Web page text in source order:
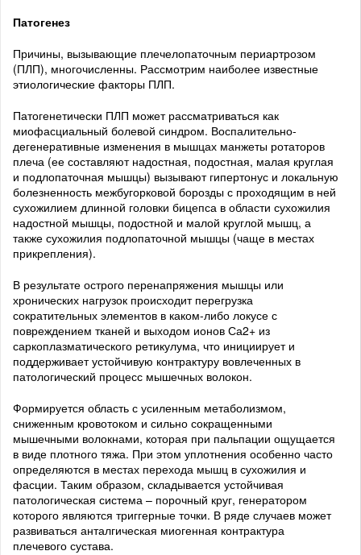
Патогенез
Причины, вызывающие плечелопаточным периартрозом
(ПЛП), многочисленны. Рассмотрим наиболее известные
этиологические факторы ПЛП.
Патогенетически ПЛП может рассматриваться как
миофасциальный болевой синдром. Воспалительно-
дегенеративные изменения в мышцах манжеты ротаторов
плеча (ее составляют надостная, подостная, малая круглая
и подлопаточная мышцы) вызывают гипертонус и локальную
болезненность межбугорковой борозды с проходящим в ней
сухожилием длинной головки бицепса в области сухожилия
надостной мышцы, подостной и малой круглой мышц, а
также сухожилия подлопаточной мышцы (чаще в местах
прикрепления).
В результате острого перенапряжения мышцы или
хронических нагрузок происходит перегрузка
сократительных элементов в каком-либо локусе с
повреждением тканей и выходом ионов Са2+ из
саркоплазматического ретикулума, что инициирует и
поддерживает устойчивую контрактуру вовлеченных в
патологический процесс мышечных волокон.
Формируется область с усиленным метаболизмом,
сниженным кровотоком и сильно сокращенными
мышечными волокнами, которая при пальпации ощущается
в виде плотного тяжа. При этом уплотнения особенно часто
определяются в местах перехода мышц в сухожилия и
фасции. Таким образом, складывается устойчивая
патологическая система – порочный круг, генератором
которого являются триггерные точки. В ряде случаев может
развиваться анталгическая миогенная контрактура
плечевого сустава.